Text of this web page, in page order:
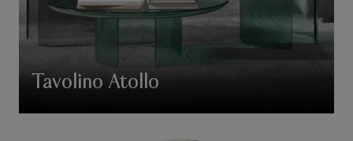
Tavolino Atollo